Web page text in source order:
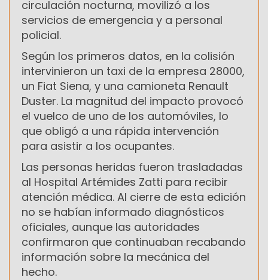
circulación nocturna, movilizó a los
servicios de emergencia y a personal
policial.
Según los primeros datos, en la colisión
intervinieron un taxi de la empresa 28000,
un Fiat Siena, y una camioneta Renault
Duster. La magnitud del impacto provocó
el vuelco de uno de los automóviles, lo
que obligó a una rápida intervención
para asistir a los ocupantes.
Las personas heridas fueron trasladadas
al Hospital Artémides Zatti para recibir
atención médica. Al cierre de esta edición
no se habían informado diagnósticos
oficiales, aunque las autoridades
confirmaron que continuaban recabando
información sobre la mecánica del
hecho.